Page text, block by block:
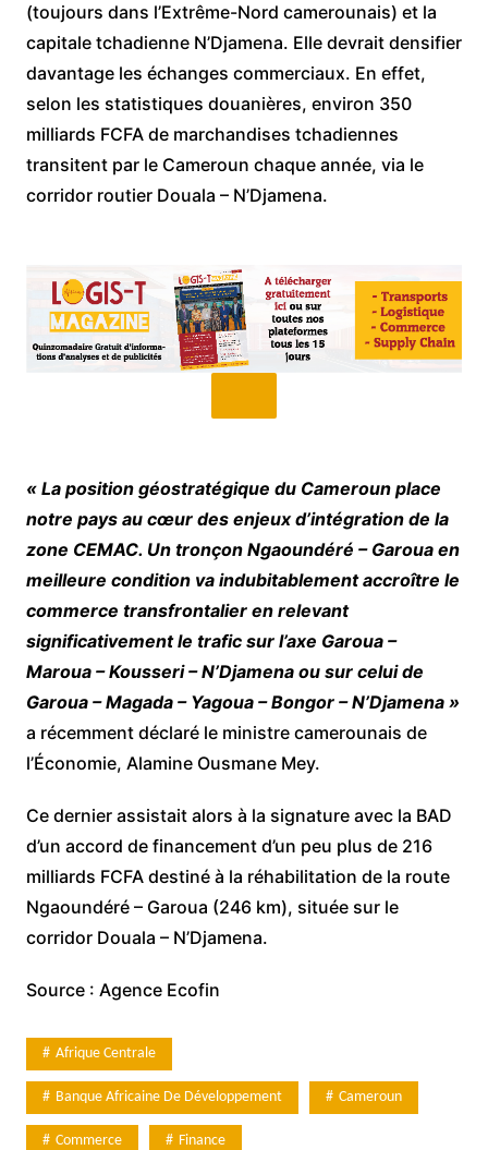
(toujours dans l’Extrême-Nord camerounais) et la
capitale tchadienne N’Djamena. Elle devrait densifier
davantage les échanges commerciaux. En effet,
selon les statistiques douanières, environ 350
milliards FCFA de marchandises tchadiennes
transitent par le Cameroun chaque année, via le
corridor routier Douala – N’Djamena.
« La position géostratégique du Cameroun place
notre pays au cœur des enjeux d’intégration de la
zone CEMAC. Un tronçon Ngaoundéré – Garoua en
meilleure condition va indubitablement accroître le
commerce transfrontalier en relevant
significativement le trafic sur l’axe Garoua –
Maroua – Kousseri – N’Djamena ou sur celui de
Garoua – Magada – Yagoua – Bongor – N’Djamena »
a récemment déclaré le ministre camerounais de
l’Économie, Alamine Ousmane Mey.
Ce dernier assistait alors à la signature avec la BAD
d’un accord de financement d’un peu plus de 216
milliards FCFA destiné à la réhabilitation de la route
Ngaoundéré – Garoua (246 km), située sur le
corridor Douala – N’Djamena.
Source : Agence Ecofin
Afrique Centrale
Banque Africaine De Développement Cameroun
Commerce Finance